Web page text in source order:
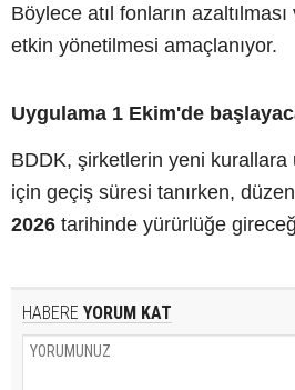
Böylece atıl fonların
etkin yönetilmesi amaçlanıyor.
Uygulama 1 Ekim'de
BDDK, şirketlerin yeni
için geçiş süresi tanırken,
2026 tarihinde yürürlüğe
HABERE YORUM KAT